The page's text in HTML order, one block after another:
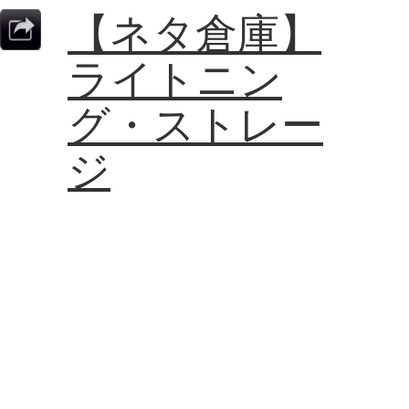
【ネタ倉庫】
ライトニン
グ・ストレー
ジ